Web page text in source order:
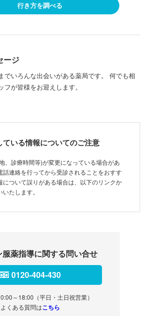
行き方を調べる
ージ
でいろんな出会いがある薬局です。 何でも相
が皆様をお迎えします。
ている情報についてのご注意
、診療時間等)が変更になっている場合があ
話連絡を行ってから受診されることをおすす
について誤りがある場合は、以下のリンクか
たします。
服薬指導に関する問い合せ
0120-404-430
～18:00（平日・土日祝営業）
よくある質問はこちら